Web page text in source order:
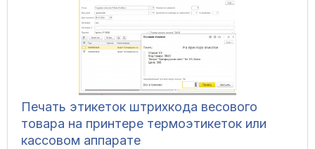
Печать этикеток штрихкода весового
товара на принтере термоэтикеток или
кассовом аппарате